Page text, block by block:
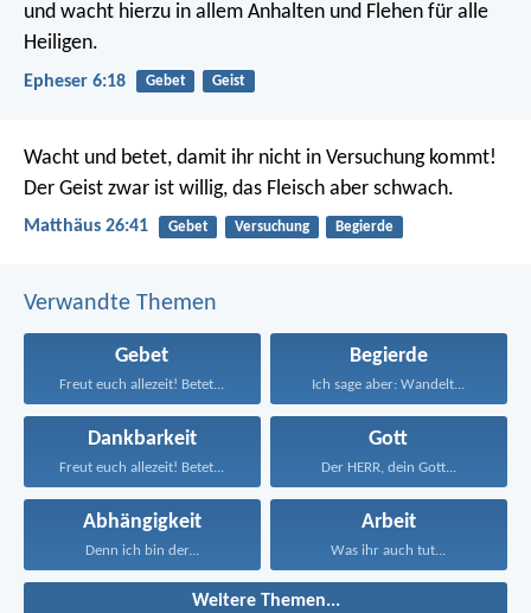
und wacht hierzu in allem Anhalten und Flehen für alle
Heiligen.
Epheser 6:18 Gebet Geist
Wacht und betet, damit ihr nicht in Versuchung kommt!
Der Geist zwar ist willig, das Fleisch aber schwach.
Matthäus 26:41 Gebet Versuchung Begierde
Verwandte Themen
Gebet
Freut euch allezeit! Betet...
Begierde
Ich sage aber: Wandelt...
Dankbarkeit
Freut euch allezeit! Betet...
Gott
Der HERR, dein Gott...
Abhängigkeit
Denn ich bin der...
Arbeit
Was ihr auch tut...
Weitere Themen...